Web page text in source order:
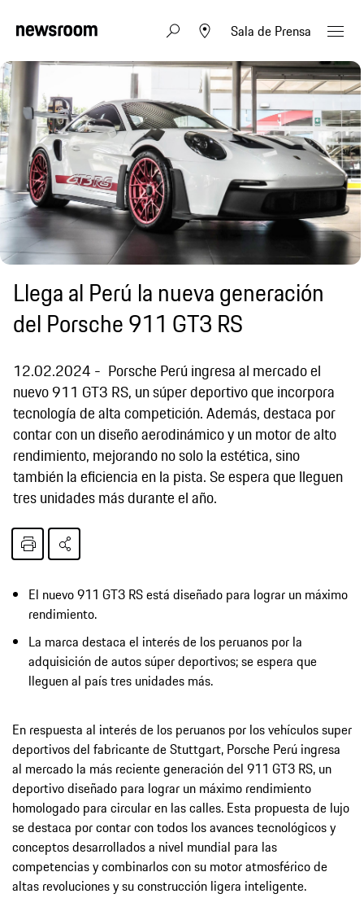
Sala de Prensa
Llega al Perú la nueva generación
del Porsche 911 GT3 RS
12.02.2024
Porsche Perú ingresa al mercado el
nuevo 911 GT3 RS, un súper deportivo que incorpora
tecnología de alta competición. Además, destaca por
contar con un diseño aerodinámico y un motor de alto
rendimiento, mejorando no solo la estética, sino
también la eficiencia en la pista. Se espera que lleguen
tres unidades más durante el año.
El nuevo 911 GT3 RS está diseñado para lograr un máximo
rendimiento.
La marca destaca el interés de los peruanos por la
adquisición de autos súper deportivos; se espera que
lleguen al país tres unidades más.
En respuesta al interés de los peruanos por los vehículos super
deportivos del fabricante de Stuttgart, Porsche Perú ingresa
al mercado la más reciente generación del 911 GT3 RS, un
deportivo diseñado para lograr un máximo rendimiento
homologado para circular en las calles. Esta propuesta de lujo
se destaca por contar con todos los avances tecnológicos y
conceptos desarrollados a nivel mundial para las
competencias y combinarlos con su motor atmosférico de
altas revoluciones y su construcción ligera inteligente.